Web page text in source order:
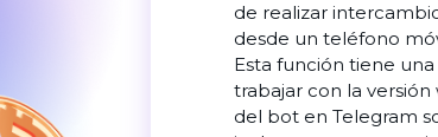
de realizar
desde un teléfono
Esta función tiene
trabajar con la
del bot en Telegram